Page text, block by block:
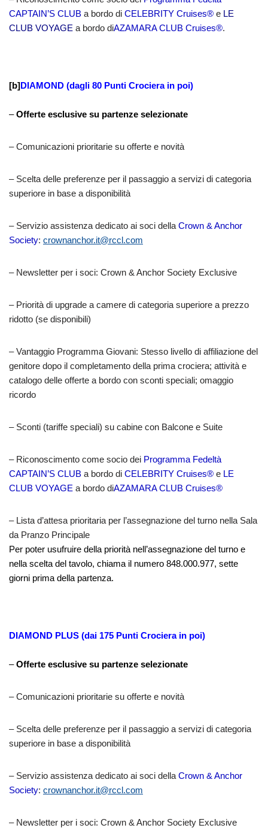
CAPTAIN’S CLUB a bordo di CELEBRITY Cruises® e LE
CLUB VOYAGE a bordo diAZAMARA CLUB Cruises®.
[b]DIAMOND (dagli 80 Punti Crociera in poi)
–Offerte esclusive su partenze selezionate
– Comunicazioni prioritarie su offerte e novità
– Scelta delle preferenze per il passaggio a servizi di categoria
superiore in base a disponibilità
– Servizio assistenza dedicato ai soci della Crown & Anchor
Society: crownanchor.it@rccl.com
– Newsletter per i soci: Crown & Anchor Society Exclusive
– Priorità di upgrade a camere di categoria superiore a prezzo
ridotto (se disponibili)
–Vantaggio Programma Giovani: Stesso livello di affiliazione del
genitore dopo il completamento della prima crociera; attività e
catalogo delle offerte a bordo con sconti speciali; omaggio
ricordo
– Sconti (tariffe speciali) su cabine con Balcone e Suite
– Riconoscimento come socio dei Programma Fedeltà
CAPTAIN’S CLUB a bordo di CELEBRITY Cruises® e LE
CLUB VOYAGE a bordo diAZAMARA CLUB Cruises®
– Lista d’attesa prioritaria per l’assegnazione del turno nella Sala
da Pranzo Principale
Per poter usufruire della priorità nell’assegnazione del turno e
nella scelta del tavolo, chiama il numero 848.000.977, sette
giorni prima della partenza.
DIAMOND PLUS (dai 175 Punti Crociera in poi)
–Offerte esclusive su partenze selezionate
– Comunicazioni prioritarie su offerte e novità
– Scelta delle preferenze per il passaggio a servizi di categoria
superiore in base a disponibilità
– Servizio assistenza dedicato ai soci della Crown & Anchor
Society: crownanchor.it@rccl.com
– Newsletter per i soci: Crown & Anchor Society Exclusive